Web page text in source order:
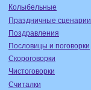
Колыбельные
Праздничные сценарии
Поздравления
Пословицы и поговорки
Скороговорки
Чистоговорки
Считалки